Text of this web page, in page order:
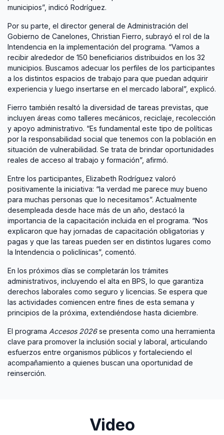
municipios”, indicó Rodríguez.
Por su parte, el director general de Administración del
Gobierno de Canelones, Christian Fierro, subrayó el rol de la
Intendencia en la implementación del programa. “Vamos a
recibir alrededor de 150 beneficiarios distribuidos en los 32
municipios. Buscamos adecuar los perfiles de los participantes
a los distintos espacios de trabajo para que puedan adquirir
experiencia y luego insertarse en el mercado laboral”, explicó.
Fierro también resaltó la diversidad de tareas previstas, que
incluyen áreas como talleres mecánicos, reciclaje, recolección
y apoyo administrativo. “Es fundamental este tipo de políticas
por la responsabilidad social que tenemos con la población en
situación de vulnerabilidad. Se trata de brindar oportunidades
reales de acceso al trabajo y formación”, afirmó.
Entre los participantes, Elizabeth Rodríguez valoró
positivamente la iniciativa: “la verdad me parece muy bueno
para muchas personas que lo necesitamos”. Actualmente
desempleada desde hace más de un año, destacó la
importancia de la capacitación incluida en el programa. “Nos
explicaron que hay jornadas de capacitación obligatorias y
pagas y que las tareas pueden ser en distintos lugares como
la Intendencia o policlínicas”, comentó.
En los próximos días se completarán los trámites
administrativos, incluyendo el alta en BPS, lo que garantiza
derechos laborales como seguro y licencias. Se espera que
las actividades comiencen entre fines de esta semana y
principios de la próxima, extendiéndose hasta diciembre.
El programa Accesos 2026se presenta como una herramienta
clave para promover la inclusión social y laboral, articulando
esfuerzos entre organismos públicos y fortaleciendo el
acompañamiento a quienes buscan una oportunidad de
reinserción.
Video